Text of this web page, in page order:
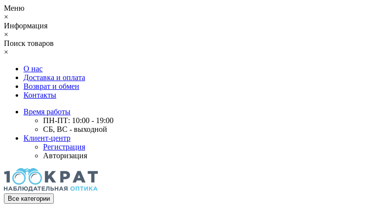
Меню
×
Информация
×
Поиск товаров
×
О нас
Доставка и оплата
Возврат и обмен
Контакты
Время работы
ПН-ПТ: 10:00 - 19:00
СБ, ВС - выходной
Клиент-центр
Регистрация
Авторизация
Все категории